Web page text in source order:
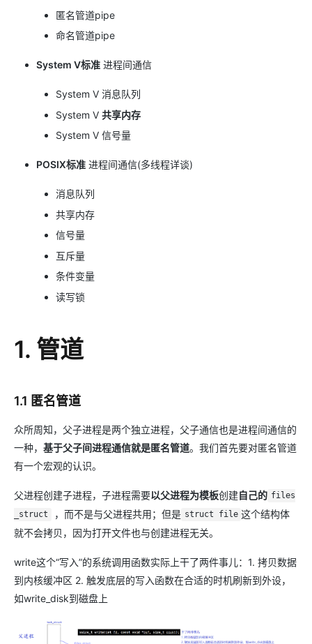
匿名管道pipe
命名管道pipe
System V标准 进程间通信
System V 消息队列
System V 共享内存
System V 信号量
POSIX标准 进程间通信(多线程详谈)
消息队列
共享内存
信号量
互斥量
条件变量
读写锁
1. 管道
1.1 匿名管道
众所周知，父子进程是两个独立进程，父子通信也是进程间通信的
一种， 基于父子间进程通信就是匿名管道。我们首先要对匿名管道
有一个宏观的认识。
父进程创建子进程，子进程需要以父进程为模板创建自己的 files
_struct
，而不是与父进程共用；但是 struct file 这个结构体
就不会拷贝，因为打开文件也与创建进程无关。
write这个“写入”的系统调用函数实际上干了两件事儿：1. 拷贝数据
到内核缓冲区 2. 触发底层的写入函数在合适的时机刷新到外设，
如write_disk到磁盘上